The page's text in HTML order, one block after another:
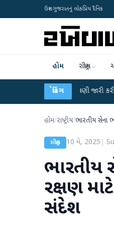
ઉત્તર ગુજરાતનું લોકપ્રિય દૈનિક
હોમ રાષ્ટ્રીય
બ્રેકિંગ
ચેતવણી જારી કરી ●
હોમ/રાષ્ટ્રીય/ભારતીય સેના
રાષ્ટ્રીય 10 મે, 2025
ભારતીય
રક્ષણ
સંદેશ